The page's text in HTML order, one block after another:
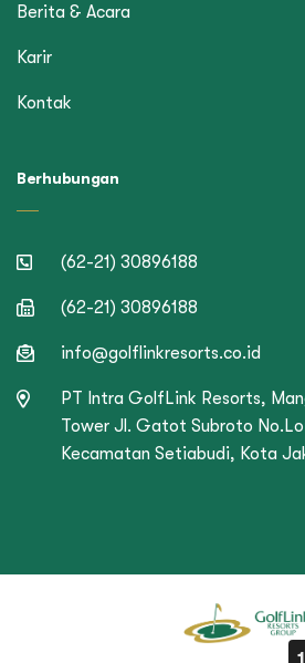
Berita & Acara
Karir
Kontak
Berhubungan
(62-21) 30896188
(62-21) 30896188
info@golflinkresorts.co.id
PT Intra GolfLink Resorts,
Tower Jl. Gatot Subroto
Kecamatan Setiabudi, Kota